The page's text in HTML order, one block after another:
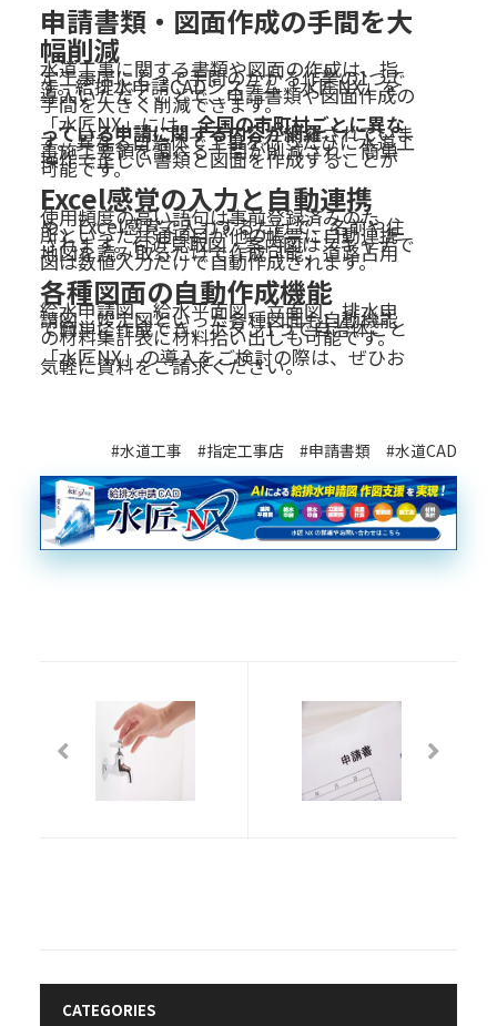
申請書類・図面作成の手間を大
幅削減
水道工事に関する書類や図面の作成は、指
定工事店にとって手間のかかる作業の1つで
す。給排水申請CADシステム「水匠NX」を
導入いただくことで、申請書類や図面作成の
手間を大きく削減できます。
「水匠NX」には、全国の市町村ごとに異な
っている申請に関する内容が網羅されていま
す。異なる自治体で工事を行うたびに水道工
事施工要領を調べる手間が削減され、簡単
操作で正しい書類と図面を作成することが
可能です。
Excel感覚の入力と自動連携
使用頻度の高い語句は事前登録済みのた
め、Excel感覚で入力するだけで、名前や住
所といった共通項目が他の帳票に自動連携
されます。付近見取図・案内図はスキャナで
地図を読み取るだけで作成可能、道路占用
図は数値入力だけで自動作成されます。
各種図面の自動作成機能
給水申請図、給水平面図、立面図、排水申
請図、竣工図といった各種図面も自動機能
で簡単に作成でき、ボタン1つで自治体ごと
の材料集計表に材料拾い出しも可能です。
「水匠NX」の導入をご検討の際は、ぜひお
気軽に資料をご請求ください。
#水道工事 #指定工事店 #申請書類 #水道CAD
CAD
CATEGORIES